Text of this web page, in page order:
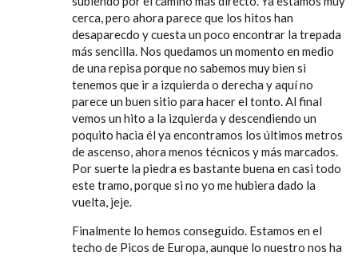
cerca, pero ahora parece que los hitos han
desaparecdo y cuesta un poco encontrar la trepada
más sencilla. Nos quedamos un momento en medio
de una repisa porque no sabemos muy bien si
tenemos que ir a izquierda o derecha y aquí no
parece un buen sitio para hacer el tonto. Al final
vemos un hito a la izquierda y descendiendo un
poquito hacia él ya encontramos los últimos metros
de ascenso, ahora menos técnicos y más marcados.
Por suerte la piedra es bastante buena en casi todo
este tramo, porque si no yo me hubiera dado la
vuelta, jeje.
Finalmente lo hemos conseguido. Estamos en el
techo de Picos de Europa, aunque lo nuestro nos ha